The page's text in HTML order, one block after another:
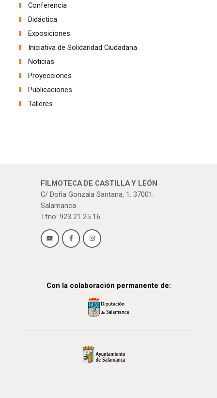
Conferencia
Didáctica
Exposiciones
Iniciativa de Solidaridad Ciudadana
Noticias
Proyecciones
Publicaciones
Talleres
FILMOTECA DE CASTILLA Y LEÓN
C/ Doña Gonzala Santana, 1. 37001.
Salamanca
Tfno: 923 21 25 16
Con la colaboración permanente de: